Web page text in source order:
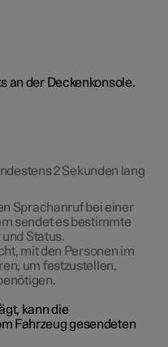
an der Deckenkonsole.
2 Sekunden lang
Sprachanruf bei einer
sendet es bestimmte
und Status.
mit den Personen im
um festzustellen,
kann die
Fahrzeug gesendeten